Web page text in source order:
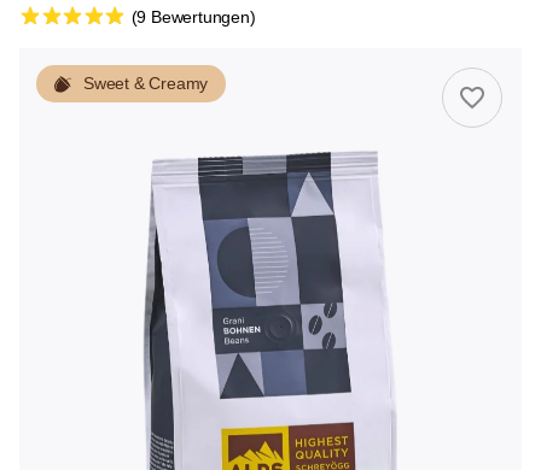
(9 Bewertungen)
Sweet & Creamy